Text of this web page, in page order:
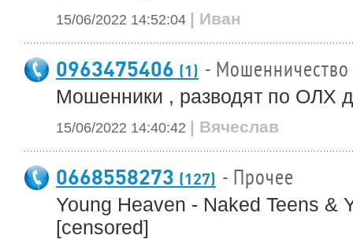
15/06/2022 14:52:04 | Иван
0963475406 (1) - Мошенничество
Мошенники , разводят по ОЛХ
15/06/2022 14:40:42 | Вячеслав
0668558273 (127) - Прочее
Young Heaven - Naked Teens &
[censored]